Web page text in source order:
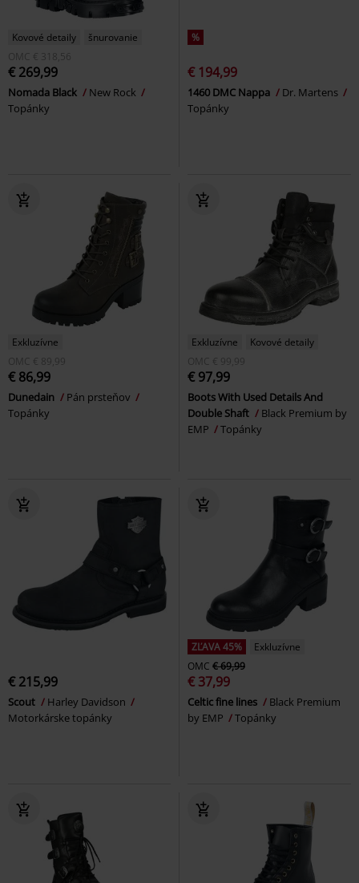
Kovové detaily
šnurovanie
OMC € 318,56
€ 269,99
Nomada Black
New Rock
Topánky
%
€ 194,99
1460 DMC Nappa
Dr. Martens
Topánky
Exkluzívne
OMC € 89,99
€ 86,99
Dunedain
Pán prsteňov
Topánky
Exkluzívne
Kovové detaily
OMC € 99,99
€ 97,99
Boots With Used Details And
Double Shaft
Black Premium by
EMP
Topánky
€ 215,99
Scout
Harley Davidson
Motorkárske topánky
ZĽAVA 45%
Exkluzívne
OMC € 69,99
€ 37,99
Celtic fine lines
Black Premium
by EMP
Topánky